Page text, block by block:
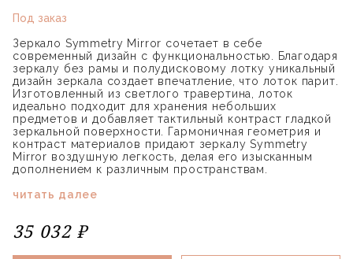
Под заказ
Зеркало Symmetry Mirror сочетает в себе
современный дизайн с функциональностью. Благодаря
зеркалу без рамы и полудисковому лотку уникальный
дизайн зеркала создает впечатление, что лоток парит.
Изготовленный из светлого травертина, лоток
идеально подходит для хранения небольших
предметов и добавляет тактильный контраст гладкой
зеркальной поверхности. Гармоничная геометрия и
контраст материалов придают зеркалу Symmetry
Mirror воздушную легкость, делая его изысканным
дополнением к различным пространствам.
читать далее
35 032 ₽